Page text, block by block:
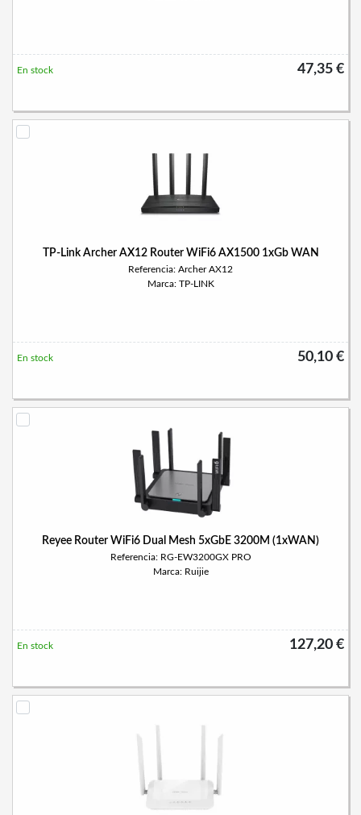
47,35 €
En stock
TP-Link Archer AX12 Router WiFi6 AX1500 1xGb WAN
Referencia: Archer AX12
Marca: TP-LINK
50,10 €
En stock
Reyee Router WiFi6 Dual Mesh 5xGbE 3200M (1xWAN)
Referencia: RG-EW3200GX PRO
Marca: Ruijie
127,20 €
En stock